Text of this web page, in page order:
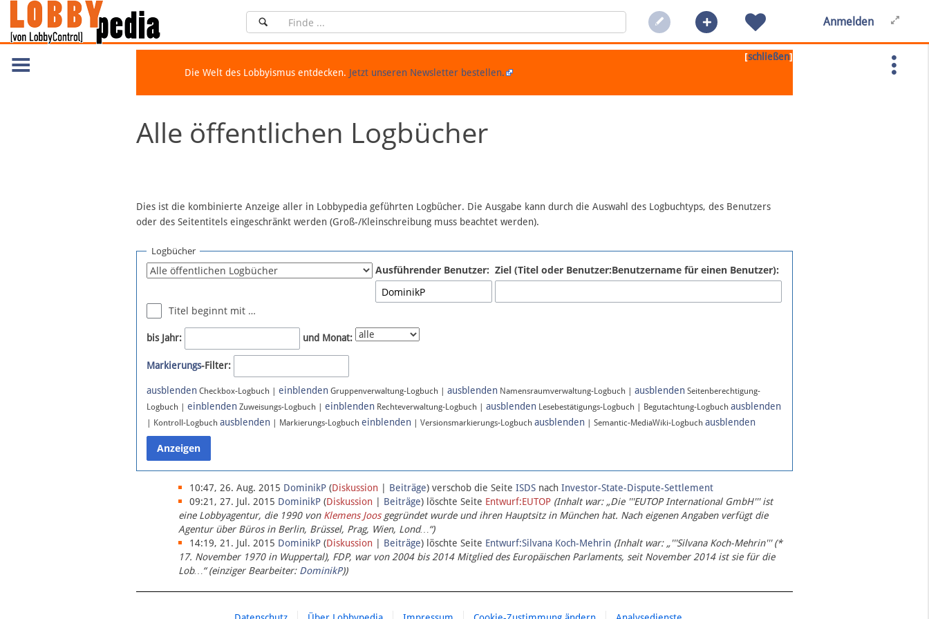
Anmelden
[schließen]
Die Welt des Lobbyismus entdecken. Jetzt unseren Newsletter bestellen.
Alle öffentlichen Logbücher
Dies ist die kombinierte Anzeige aller in Lobbypedia geführten Logbücher. Die Ausgabe kann durch die Auswahl des Logbuchtyps, des Benutzers
oder des Seitentitels eingeschränkt werden (Groß-/Kleinschreibung muss beachtet werden).
Logbücher
Ausführender Benutzer: Ziel (Titel oder Benutzer:Benutzername für einen Benutzer):
Titel beginnt mit …
bis Jahr: und Monat:
Markierungs-Filter:
ausblenden Checkbox-Logbuch | einblenden Gruppenverwaltung-Logbuch | ausblenden Namensraumverwaltung-Logbuch | ausblenden Seitenberechtigung-
Logbuch | einblenden Zuweisungs-Logbuch | einblenden Rechteverwaltung-Logbuch | ausblenden Lesebestätigungs-Logbuch | Begutachtung-Logbuch ausblenden
| Kontroll-Logbuch ausblenden | Markierungs-Logbuch einblenden | Versionsmarkierungs-Logbuch ausblenden | Semantic-MediaWiki-Logbuch ausblenden
10:47, 26. Aug. 2015 DominikP (Diskussion | Beiträge) verschob die Seite ISDS nach Investor-State-Dispute-Settlement
09:21, 27. Jul. 2015 DominikP (Diskussion | Beiträge) löschte Seite Entwurf:EUTOP (Inhalt war: „Die '''EUTOP International GmbH''' ist
eine Lobbyagentur, die 1990 von Klemens Joosgegründet wurde und ihren Hauptsitz in München hat. Nach eigenen Angaben verfügt die
Agentur über Büros in Berlin, Brüssel, Prag, Wien, Lond…“)
14:19, 21. Jul. 2015 DominikP (Diskussion | Beiträge) löschte Seite Entwurf:Silvana Koch-Mehrin (Inhalt war: „'''Silvana Koch-Mehrin''' (*
17. November 1970 in Wuppertal), FDP, war von 2004 bis 2014 Mitglied des Europäischen Parlaments, seit November 2014 ist sie für die
Lob…“ (einziger Bearbeiter: DominikP))